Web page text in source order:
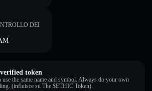
DEI
token
the same name and symbol. Always do your own
(influisce su The $ETHIC Token).